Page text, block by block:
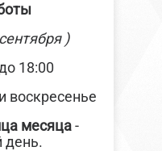
)
18:00
воскресенье
месяца-
день.